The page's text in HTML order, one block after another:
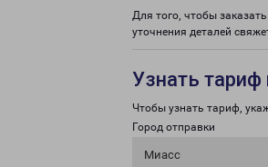
Для того, чтобы
уточнения деталей
Узнать тариф
Чтобы узнать тариф,
Город отправки
Миасс